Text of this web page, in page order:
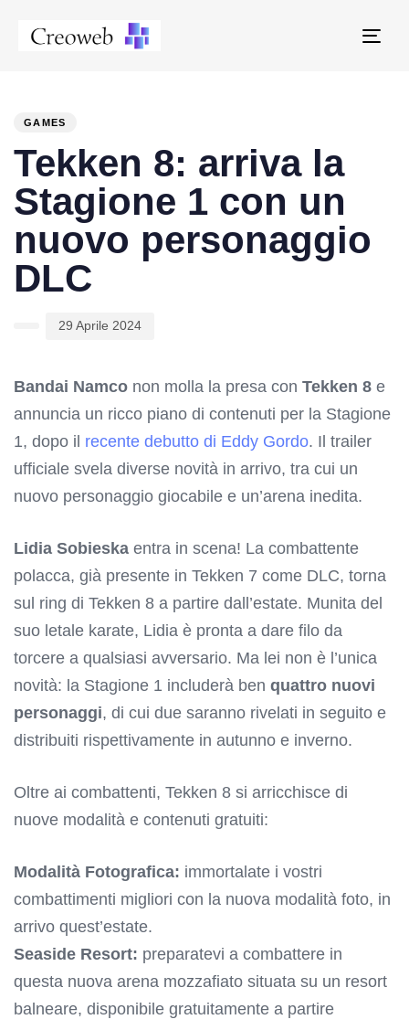
GAMES
Tekken 8: arriva la
Stagione 1 con un
nuovo personaggio
DLC
29 Aprile 2024
Bandai Namco non molla la presa con Tekken 8 e
annuncia un ricco piano di contenuti per la Stagione
1, dopo il recente debutto di Eddy Gordo. Il trailer
ufficiale svela diverse novità in arrivo, tra cui un
nuovo personaggio giocabile e un’arena inedita.
Lidia Sobieska entra in scena! La combattente
polacca, già presente in Tekken 7 come DLC, torna
sul ring di Tekken 8 a partire dall’estate. Munita del
suo letale karate, Lidia è pronta a dare filo da
torcere a qualsiasi avversario. Ma lei non è l’unica
novità: la Stagione 1 includerà ben quattro nuovi
personaggi, di cui due saranno rivelati in seguito e
distribuiti rispettivamente in autunno e inverno.
Oltre ai combattenti, Tekken 8 si arricchisce di
nuove modalità e contenuti gratuiti:
Modalità Fotografica: immortalate i vostri
combattimenti migliori con la nuova modalità foto, in
arrivo quest’estate.
Seaside Resort: preparatevi a combattere in
questa nuova arena mozzafiato situata su un resort
balneare, disponibile gratuitamente a partire